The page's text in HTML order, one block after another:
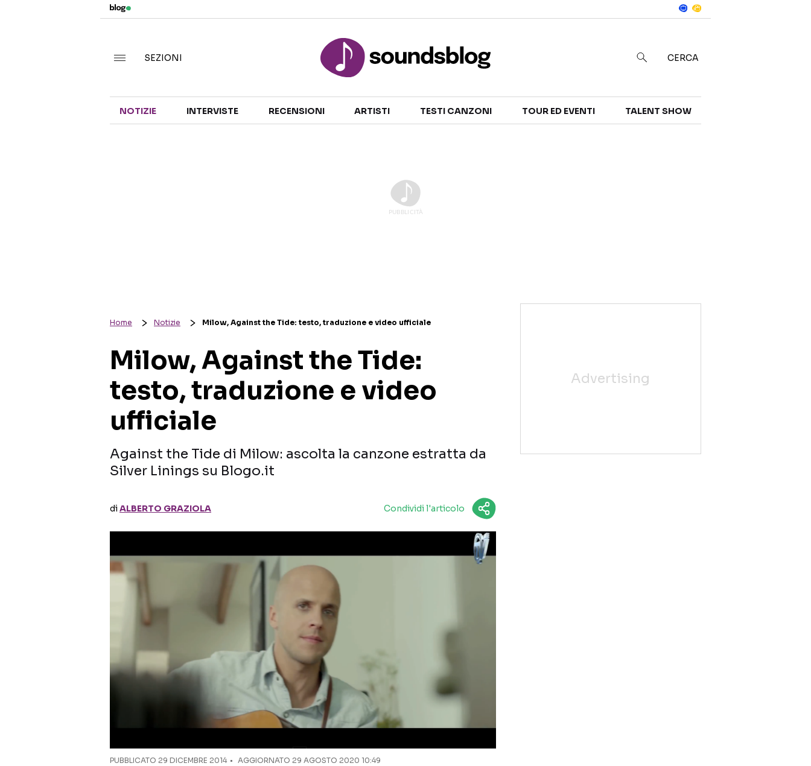
TALENT SHOW
SEZIONI CERCA
NOTIZIE INTERVISTE RECENSIONI ARTISTI TESTI CANZONI TOUR ED EVENTI TALENT SHOW
Home Notizie Milow, Against the Tide: testo, traduzione e video ufficiale
Milow, Against the Tide:
testo, traduzione e video
ufficiale
Against the Tide di Milow: ascolta la canzone estratta da
Silver Linings su Blogo.it
diALBERTO GRAZIOLA Condividi l'articolo
PUBBLICATO 29 DICEMBRE 2014 AGGIORNATO 29 AGOSTO 2020 10:49